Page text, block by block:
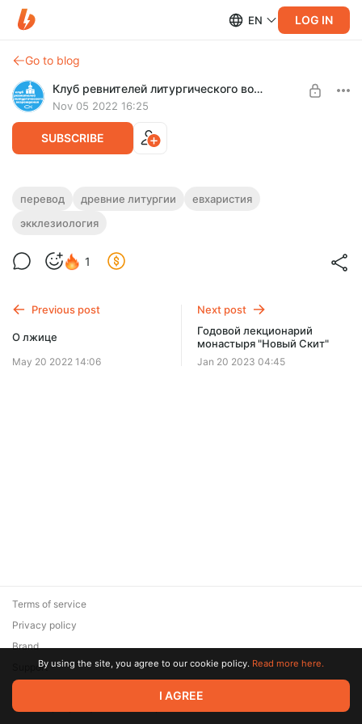
EN LOG IN
Go to blog
Клуб ревнителей литургического возрождения
Nov 05 2022 16:25
SUBSCRIBE
Церковь и Евхаристия: сложная
тождественность
Кумарьяноса на одну из самых важных литургических тем:
о соотношении Церкви и Евхаристии.
перевод древние литургии
евхаристия
экклезиология
1
Previous post
О лжице
May 20 2022 14:06
Next post
Годовой лекционарий
монастыря "Новый Скит"
Jan 20 2023 04:45
© 2026 Zaya Solutions Limited. All rights reserved. All trademarks
are the property of their respective owners.
Terms of service
Privacy policy
Brand
SupportBy using the site, you agree to our cookie policy. Read more here.
I AGREE